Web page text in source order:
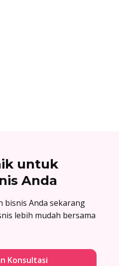
untuk
Anda
bisnis Anda sekarang
lebih mudah bersama
Konsultasi